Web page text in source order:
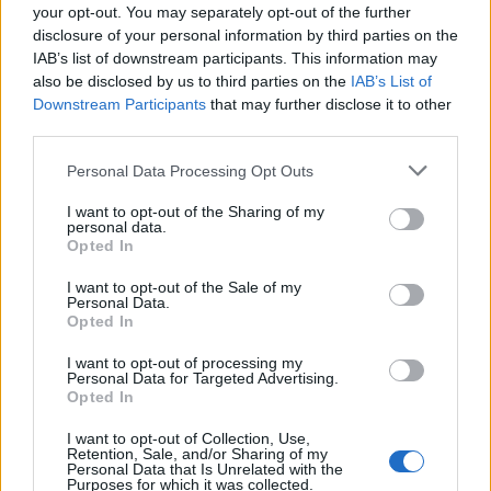
your opt-out. You may separately opt-out of the further
disclosure of your personal information by third parties on the
IAB’s list of downstream participants. This information may
also be disclosed by us to third parties on the IAB’s List of
Downstream Participants that may further disclose it to other
Personal Data Processing Opt Outs
I want to opt-out of the Sharing of my
personal data.
Opted In
I want to opt-out of the Sale of my
Personal Data.
Opted In
I want to opt-out of processing my
Personal Data for Targeted Advertising.
Opted In
I want to opt-out of Collection, Use,
Retention, Sale, and/or Sharing of my
Personal Data that Is Unrelated with the
Purposes for which it was collected.
Nes37
Publicado29 de Mayo del 2010
TTGasolina dijo:
Se te a quedado corto el R8 y le vas a meter el motor del
calibra????
Esto mismo he pensado yo mientras veía el vídeo
incluso peor sería meterle el motor del R8 al calibra
De todas formas _pax0dt0_mucho de ponernos los dientes
largos,... pero de fotos (o vídeo) del R8 por ahora nada de nada,
Un saludo compi